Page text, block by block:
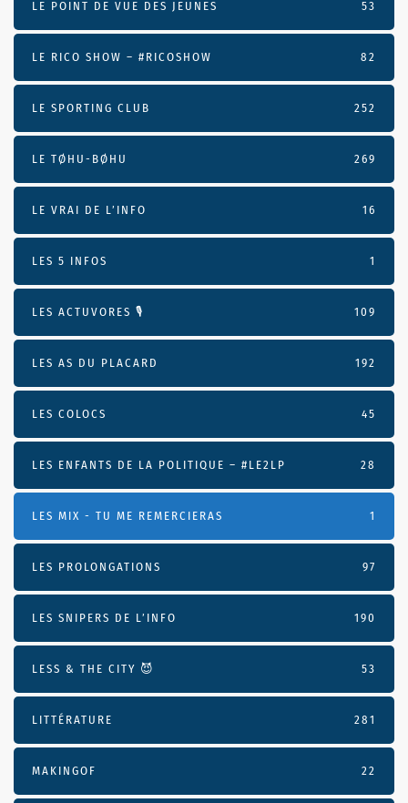
LE POINT DE VUE DES JEUNES 53
LE RICO SHOW – #RICOSHOW 82
LE SPORTING CLUB 252
LE TØHU-BØHU 269
LE VRAI DE L’INFO 16
LES 5 INFOS 1
LES ACTUVORES 🎙 109
LES AS DU PLACARD 192
LES COLOCS 45
LES ENFANTS DE LA POLITIQUE – #LE2LP 28
LES MIX - TU ME REMERCIERAS 1
LES PROLONGATIONS 97
LES SNIPERS DE L’INFO 190
LESS & THE CITY 😈 53
LITTÉRATURE 281
MAKINGOF 22